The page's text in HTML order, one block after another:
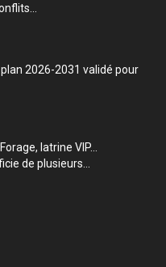
plan 2026-2031 validé pour
latrine VIP…
de plusieurs...